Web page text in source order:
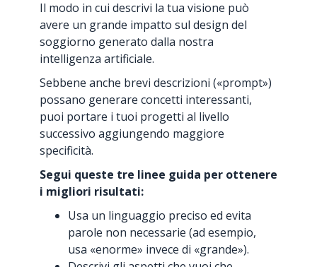
Il modo in cui descrivi la tua visione può
avere un grande impatto sul design del
soggiorno generato dalla nostra
intelligenza artificiale.
Sebbene anche brevi descrizioni («prompt»)
possano generare concetti interessanti,
puoi portare i tuoi progetti al livello
successivo aggiungendo maggiore
specificità.
Segui queste tre linee guida per ottenere
i migliori risultati:
Usa un linguaggio preciso ed evita
parole non necessarie (ad esempio,
usa «enorme» invece di «grande»).